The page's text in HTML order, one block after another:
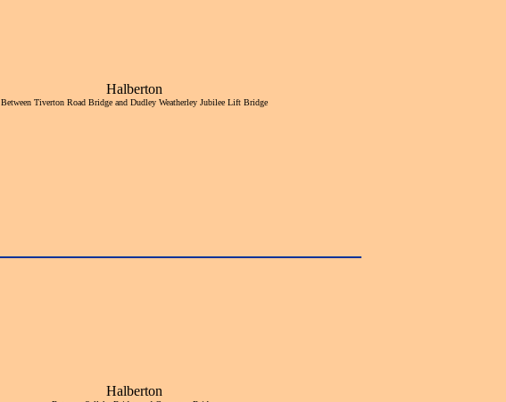
Halberton
Between Tiverton Road Bridge and Dudley Weatherley Jubilee Lift Bridge
Halberton